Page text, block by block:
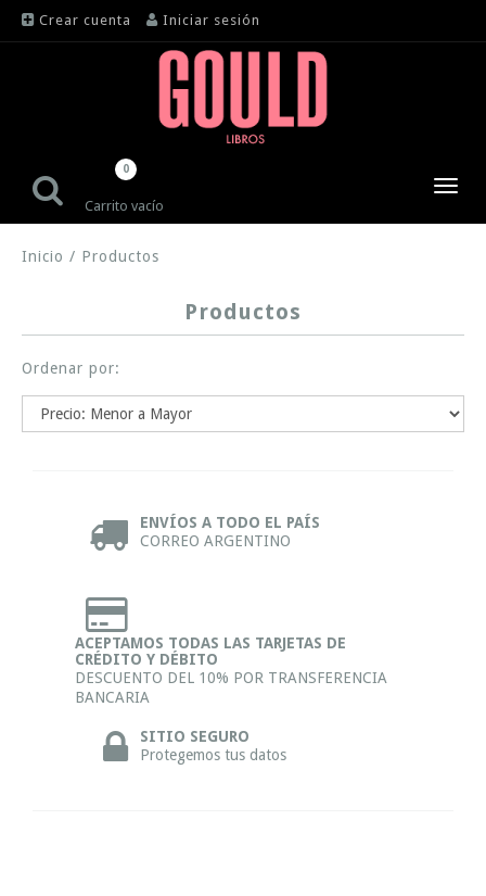
Crear cuenta Iniciar sesión
Carrito vacío
0
Inicio / Productos
Productos
Ordenar por:
ENVÍOS A TODO EL PAÍS
CORREO ARGENTINO
ACEPTAMOS TODAS LAS TARJETAS DE
CRÉDITO Y DÉBITO
DESCUENTO DEL 10% POR TRANSFERENCIA
BANCARIA
SITIO SEGURO
Protegemos tus datos